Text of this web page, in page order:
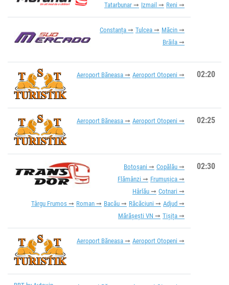
Tatarbunar
Izmail Reni
Constanța Tulcea
Măcin
Brăila
Aeroport Băneasa Aeroport Otopeni 02:20
Aeroport Băneasa Aeroport Otopeni 02:25
Botoșani
Copălău
Flămânzi
Frumușica
Hârlău
Cotnari
Târgu Frumos
Roman Bacău Răcăciuni
Adjud
Mărășești VN
Tișița
02:30
Aeroport Băneasa Aeroport Otopeni